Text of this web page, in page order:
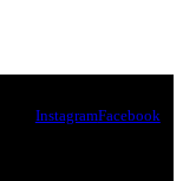
InstagramFacebook